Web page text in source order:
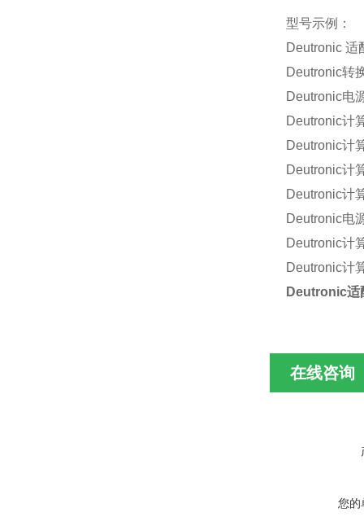
型号示例：
Deutronic 适
Deutronic转
Deutronic电
Deutronic计
Deutronic计
Deutronic计
Deutronic计
Deutronic电
Deutronic计
Deutronic计
Deutronic适
在线咨询
您的